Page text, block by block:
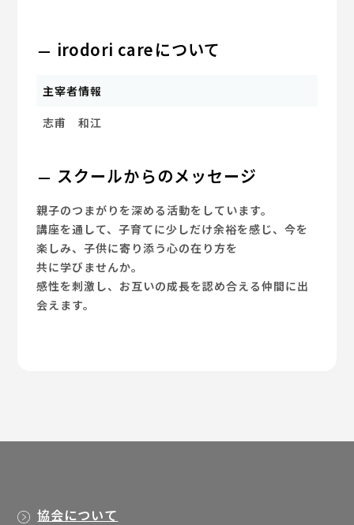
irodori careについて
主宰者情報
志甫 和江
スクールからのメッセージ
親子のつまがりを深める活動をしています。
講座を通して、子育てに少しだけ余裕を感じ、今を
楽しみ、子供に寄り添う心の在り方を
共に学びませんか。
感性を刺激し、お互いの成長を認め合える仲間に出
会えます。
協会について